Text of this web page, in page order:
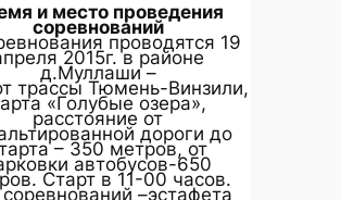
и место проведения
соревнований
проводятся 19
2015г. в районе
д.Муллаши –
трассы Тюмень-Винзили,
«Голубые озера»,
расстояние от
дороги до
– 350 метров, от
автобусов-650
Старт в 11-00 часов.
–эстафета